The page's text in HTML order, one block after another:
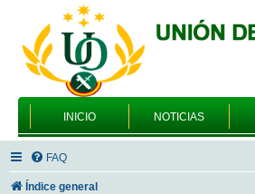
INICIO NOTICIAS
FAQ
Índice general